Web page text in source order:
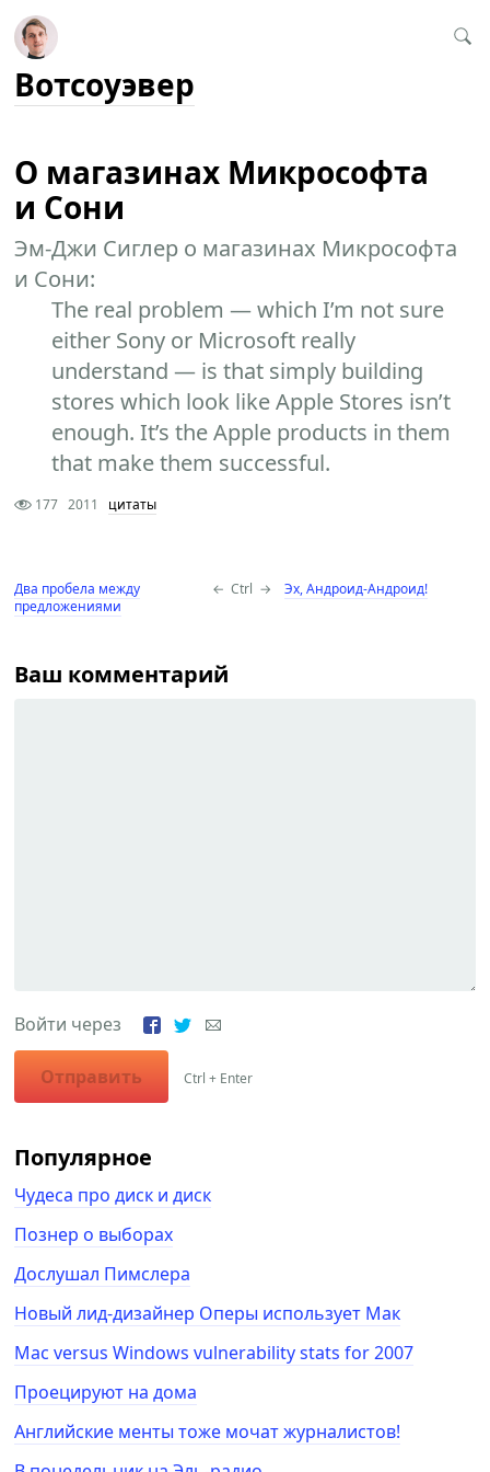
Вотсоуэвер
О магазинах Микрософта
и Сони
Эм-Джи Сиглер о магазинах Микрософта
и Сони:
The real problem — which I’m not sure
either Sony or Microsoft really
understand — is that simply building
stores which look like Apple Stores isn’t
enough. It’s the Apple products in them
that make them successful.
177 2011 цитаты
Два пробела между
предложениями
← Ctrl → Эх, Андроид-Андроид!
Ваш комментарий
Войти через
Отправить Ctrl + Enter
Популярное
Чудеса про диск и диск
Познер о выборах
Дослушал Пимслера
Новый лид-дизайнер Оперы использует Мак
Mac versus Windows vulnerability stats for 2007
Проецируют на дома
Английские менты тоже мочат журналистов!